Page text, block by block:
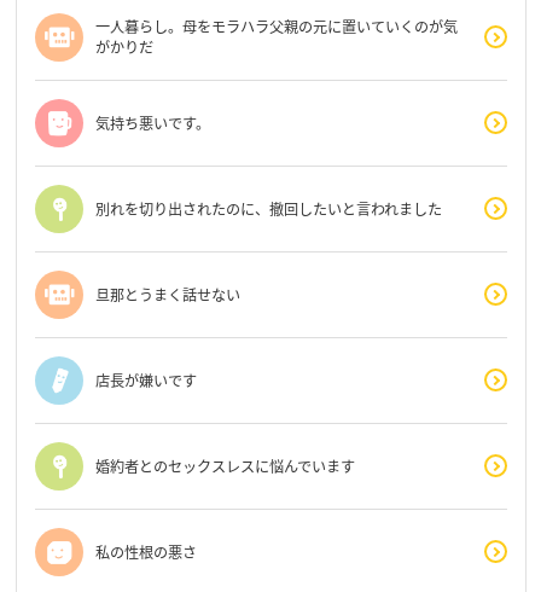
一人暮らし。母をモラハラ父親の元に置いていくのが気
がかりだ
気持ち悪いです。
別れを切り出されたのに、撤回したいと言われました
旦那とうまく話せない
店長が嫌いです
婚約者とのセックスレスに悩んでいます
私の性根の悪さ